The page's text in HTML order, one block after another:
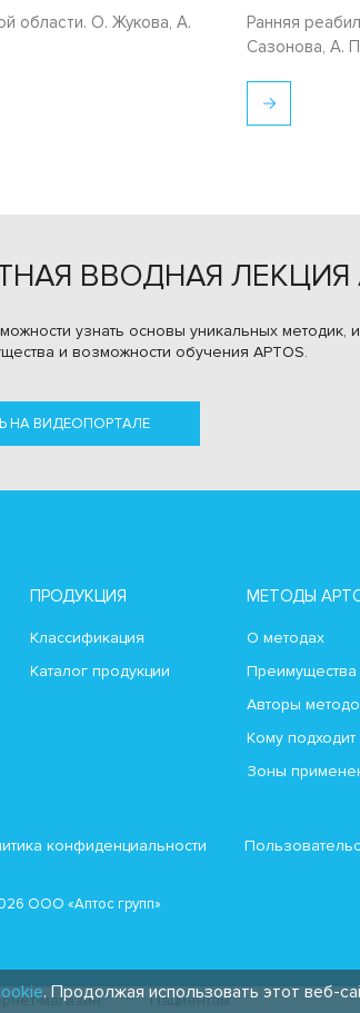
области. О. Жукова, А.
Ранняя
Сазонова, А.
ВВОДНАЯ ЛЕКЦИЯ
узнать основы уникальных методик,
и возможности обучения APTOS.
НА ВИДЕОПОРТАЛЕ
ПРОДУКЦИЯ
Классификация
Каталог продукции
МЕТОДЫ
О методах
Преимущества
Авторы
Кому подходит
Зоны
конфиденциальности
ООО «Аптос групп»
магазин Пациентам
. Продолжая использовать этот веб-